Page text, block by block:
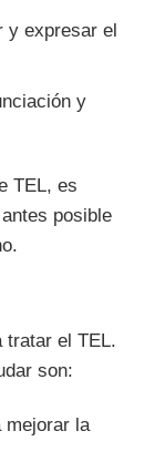
y expresar el
y
TEL, es
posible
tratar el TEL.
son:
mejorar la